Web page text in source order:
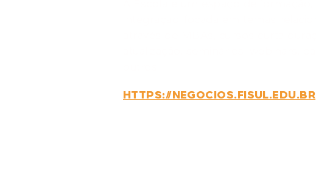
HTTPS://NEGOCIOS.FISUL.EDU.BR